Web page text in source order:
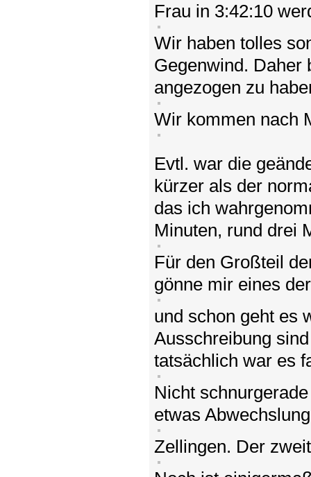
Frau in 3:42:10
Wir haben tolles
Gegenwind. Daher
angezogen zu
Wir kommen nach
Evtl. war die
kürzer als der
das ich
Minuten, rund drei
Für den Großteil
gönne mir eines
und schon geht es
Ausschreibung
tatsächlich war es
Nicht
etwas
Zellingen. Der